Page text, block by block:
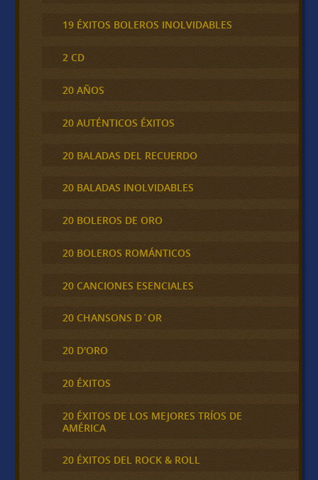
19 ÉXITOS BOLEROS INOLVIDABLES
2 CD
20 AÑOS
20 AUTÉNTICOS ÉXITOS
20 BALADAS DEL RECUERDO
20 BALADAS INOLVIDABLES
20 BOLEROS DE ORO
20 BOLEROS ROMÁNTICOS
20 CANCIONES ESENCIALES
20 CHANSONS D´OR
20 D'ORO
20 ÉXITOS
20 ÉXITOS DE LOS MEJORES TRÍOS DE
AMÉRICA
20 ÉXITOS DEL ROCK & ROLL